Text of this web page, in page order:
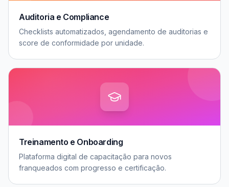
Auditoria e Compliance
Checklists automatizados, agendamento de auditorias e
score de conformidade por unidade.
Treinamento e Onboarding
Plataforma digital de capacitação para novos
franqueados com progresso e certificação.